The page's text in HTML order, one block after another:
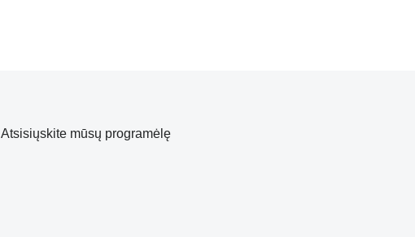
Atsisiųskite mūsų programėlę